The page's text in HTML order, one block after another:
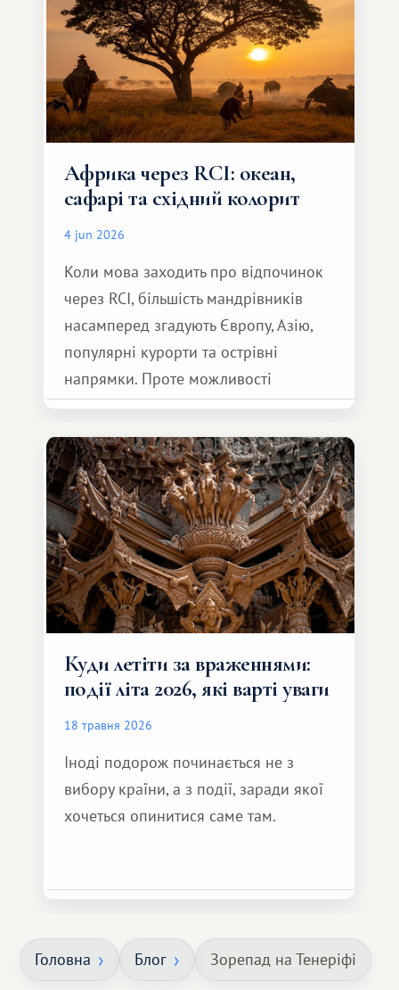
Африка через RCI: океан,
сафарі та східний колорит
4 jun 2026
Коли мова заходить про відпочинок
через RCI, більшість мандрівників
насамперед згадують Європу, Азію,
популярні курорти та острівні
напрямки. Проте можливості
обмінної системи значно ширші.
Серед них є і Африка – континент,
який здатний подарувати зовсім
інший формат подорожі.
Куди летіти за враженнями:
події літа 2026, які варті уваги
18 травня 2026
Іноді подорож починається не з
вибору країни, а з події, заради якої
хочеться опинитися саме там.
Головна Блог Зорепад на Тенеріфі